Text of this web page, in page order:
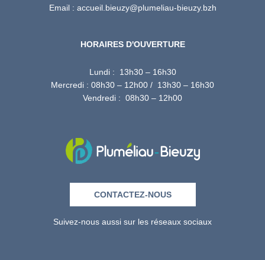
Email : accueil.bieuzy@plumeliau-bieuzy.bzh
HORAIRES D'OUVERTURE
Lundi : 13h30 – 16h30
Mercredi : 08h30 – 12h00 / 13h30 – 16h30
Vendredi : 08h30 – 12h00
CONTACTEZ-NOUS
Suivez-nous aussi sur les réseaux sociaux